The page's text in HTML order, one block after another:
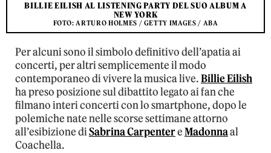
BILLIE EILISH AL LISTENING PARTY DEL SUO ALBUM A
NEW YORK
FOTO: ARTURO HOLMES / GETTY IMAGES / ABA
Per alcuni sono il simbolo definitivo dell’apatia ai
concerti, per altri semplicemente il modo
contemporaneo di vivere la musica live.Billie Eilish
ha preso posizione sul dibattito legato ai fan che
filmano interi concerti con lo smartphone, dopo le
polemiche nate nelle scorse settimane attorno
all’esibizione diSabrina CarpentereMadonnaal
Coachella.